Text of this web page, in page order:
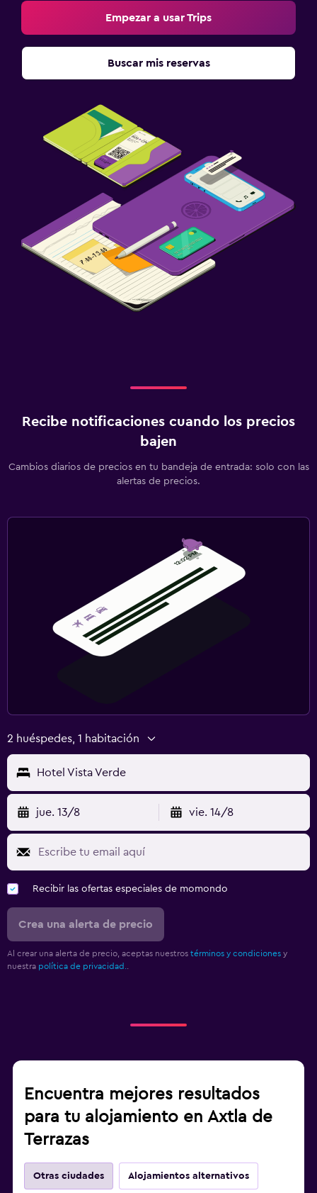
Seguridad las 24 horas
Sistema de entretenimiento
Piscina al aire libre
Piscina con vista
Estacionamiento y transporte
Estacionamiento gratuito
Estacionamiento privado
Ideal para familias
Empezar a usar Trips
Buscar mis reservas
Recibe notificaciones cuando los precios
bajen
Cambios diarios de precios en tu bandeja de entrada: solo con las
alertas de precios.
2 huéspedes, 1 habitación
Hotel Vista Verde
jue. 13/8 vie. 14/8
Recibir las ofertas especiales de momondo
Crea una alerta de precio
Al crear una alerta de precio, aceptas nuestros términos y condiciones y
nuestra política de privacidad.
Encuentra mejores resultados
para tu alojamiento en Axtla de
Terrazas
Otras ciudades Alojamientos alternativos